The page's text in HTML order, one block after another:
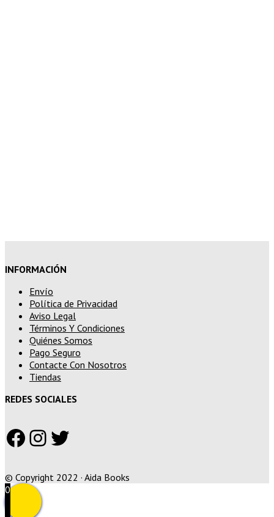
INFORMACIÓN
Envío
Política de Privacidad
Aviso Legal
Términos Y Condiciones
Quiénes Somos
Pago Seguro
Contacte Con Nosotros
Tiendas
REDES SOCIALES
Facebook
Instagram
Twitter
© Copyright 2022 · Aida Books
0